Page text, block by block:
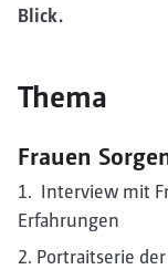
Blick.
Thema
Frauen
1. Interview mit
Erfahrungen
2. Portraitserie